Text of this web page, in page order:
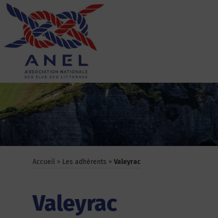
Aller
contenu
ANEL
Accueil > Les adhérents > Valeyrac
Valeyrac